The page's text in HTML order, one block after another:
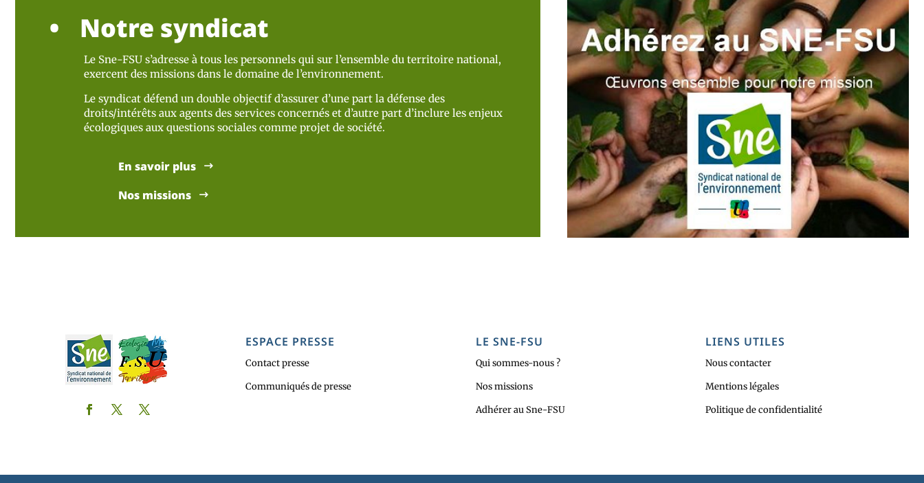
Notre syndicat
Le Sne-FSU s’adresse à tous les personnels qui sur l’ensemble du territoire national,
exercent des missions dans le domaine de l’environnement.
Le syndicat défend un double objectif d’assurer d’une part la défense des
droits/intérêts aux agents des services concernés et d’autre part d’inclure les enjeux
écologiques aux questions sociales comme projet de société.
En savoir plus
Nos missions
ESPACE PRESSE
Contact presse
Communiqués de presse
LE SNE-FSU
Qui sommes-nous ?
Nos missions
Adhérer au Sne-FSU
LIENS UTILES
Nous contacter
Mentions légales
Politique de confidentialité